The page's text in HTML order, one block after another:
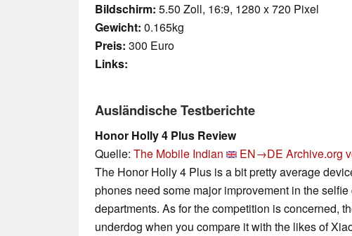
Bildschirm: 5.50 Zoll, 16:9, 1280 x 720 Pixel
Gewicht: 0.165kg
Preis: 300 Euro
Links:
Ausländische Testberichte
Honor Holly 4 Plus Review
Quelle: The Mobile Indian EN→DE Archive.org
The Honor Holly 4 Plus is a bit pretty average
phones need some major improvement in the
departments. As for the competition is concerned,
underdog when you compare it with the likes of